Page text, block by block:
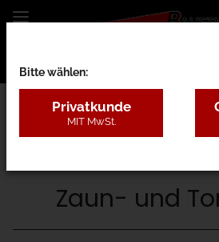
Startseite
Zaun- und
Bitte wählen:
Privatkunde
MIT MwSt.